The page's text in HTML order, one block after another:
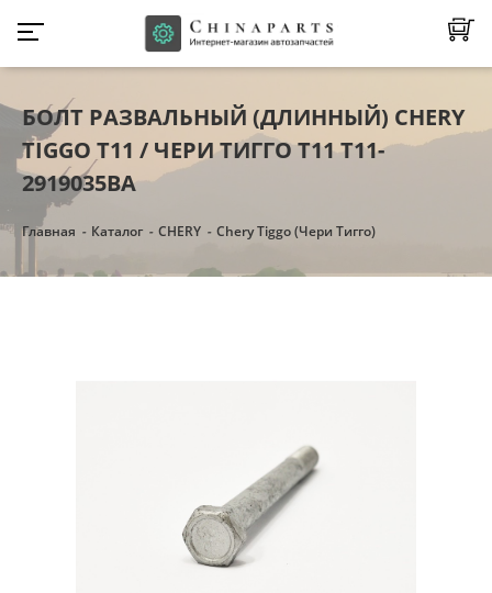
БОЛТ РАЗВАЛЬНЫЙ (ДЛИННЫЙ) CHERY
TIGGO Т11 / ЧЕРИ ТИГГО Т11 T11-
2919035BA
Главная Каталог CHERY Chery Tiggo (Чери Тигго)